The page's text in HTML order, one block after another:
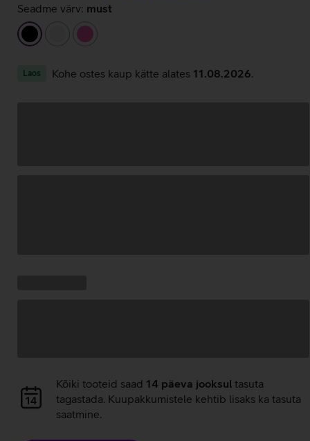
Seadme värv: must
must
valge roosa
Laos Kohe ostes kaup kätte alates 11.08.2026
Andmete
laadimine
Kõiki tooteid saad 14 päeva jooksul tasuta
tagastada. Kuupakkumistele kehtib lisaks ka tasuta
saatmine.